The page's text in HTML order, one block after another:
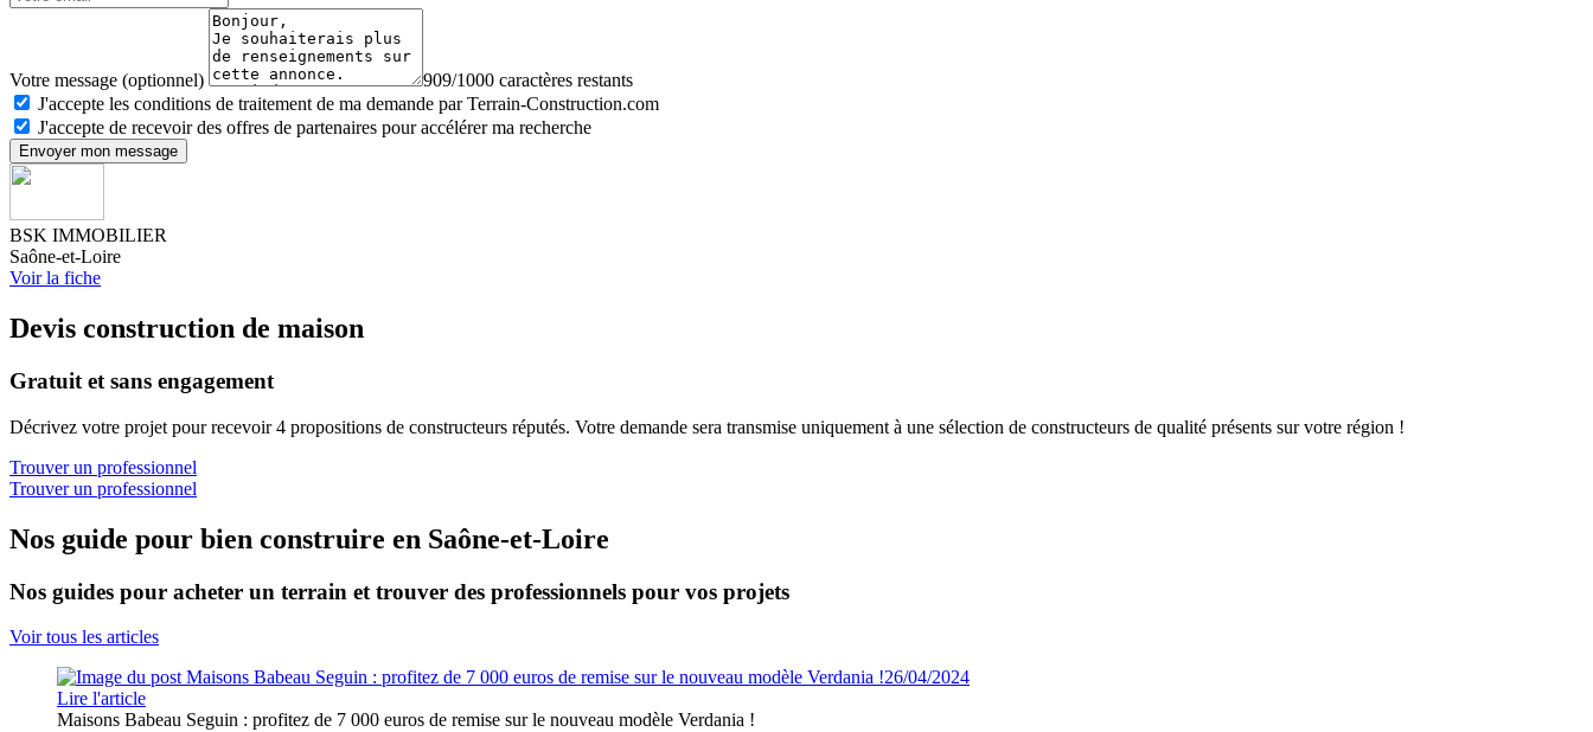
Votre message (optionnel)
909/1000 caractères restants
J'accepte les conditions de traitement de ma demande par Terrain-Construction.com
J'accepte de recevoir des offres de partenaires pour accélérer ma recherche
Envoyer mon message
BSK IMMOBILIER
Saône-et-Loire
Voir la fiche
Devis construction de maison
Gratuit et sans engagement
Décrivez votre projet pour recevoir 4 propositions de constructeurs réputés. Votre demande sera transmise uniquement à une sélection de constructeurs de qualité présents sur votre région !
Trouver un professionnel
Trouver un professionnel
Nos guide pour bien construire en Saône-et-Loire
Nos guides pour acheter un terrain et trouver des professionnels pour vos projets
Voir tous les articles
26/04/2024
Lire l'article
Maisons Babeau Seguin : profitez de 7 000 euros de remise sur le nouveau modèle Verdania !